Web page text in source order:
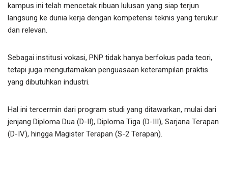
kampus ini telah mencetak ribuan lulusan yang siap terjun
langsung ke dunia kerja dengan kompetensi teknis yang terukur
dan relevan.
Sebagai institusi vokasi, PNP tidak hanya berfokus pada teori,
tetapi juga mengutamakan penguasaan keterampilan praktis
yang dibutuhkan industri.
Hal ini tercermin dari program studi yang ditawarkan, mulai dari
jenjang Diploma Dua (D-II), Diploma Tiga (D-III), Sarjana Terapan
(D-IV), hingga Magister Terapan (S-2 Terapan).